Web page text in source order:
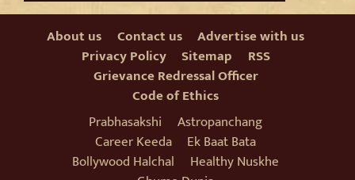
Badrinath Temple Theft Case: मुख्य आरोपी प्रमोद
नौटियाल को जेल ले जाया गया, अब सह-आरोपी की Assets की
होगी जांच
About us Contact us
Advertise with us
Privacy Policy
Sitemap
RSS
Grievance Redressal Officer
Code of Ethics
Prabhasakshi
Astropanchang
Career Keeda
Ek Baat Bata
Bollywood Halchal
Healthy Nuskhe